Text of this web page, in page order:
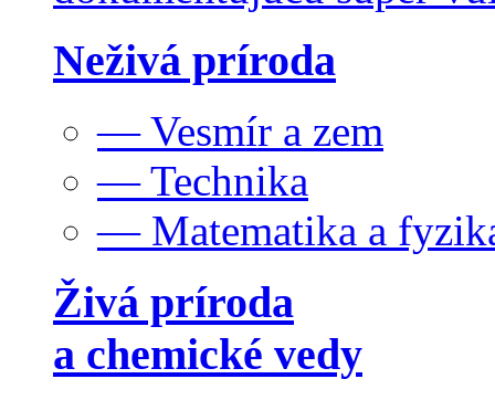
Neživá príroda
— Vesmír a zem
— Technika
— Matematika a
Živá príroda
a chemické vedy